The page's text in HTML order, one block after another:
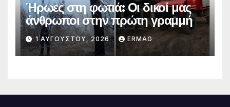
Ήρωες στη φωτιά: Οι δικοί μας
άνθρωποι στην πρώτη γραμμή
1 ΑΥΓΟΎΣΤΟΥ, 2026 ERMAG